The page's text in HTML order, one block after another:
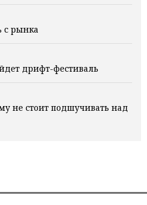
с рынка
дрифт-фестиваль
не стоит подшучивать над